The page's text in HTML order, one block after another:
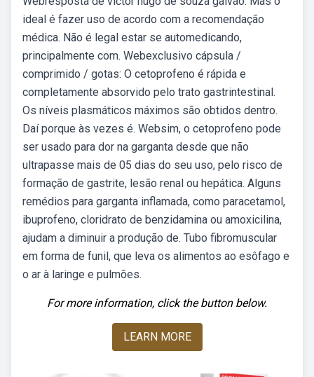
ideal é fazer uso de acordo com a recomendação
médica. Não é legal estar se automedicando,
principalmente com. Webexclusivo cápsula /
comprimido / gotas: O cetoprofeno é rápida e
completamente absorvido pelo trato gastrintestinal.
Os níveis plasmáticos máximos são obtidos dentro.
Daí porque às vezes é. Websim, o cetoprofeno pode
ser usado para dor na garganta desde que não
ultrapasse mais de 05 dias do seu uso, pelo risco de
formação de gastrite, lesão renal ou hepática. Alguns
remédios para garganta inflamada, como paracetamol,
ibuprofeno, cloridrato de benzidamina ou amoxicilina,
ajudam a diminuir a produção de. Tubo fibromuscular
em forma de funil, que leva os alimentos ao esôfago e
o ar à laringe e pulmões.
For more information, click the button below.
LEARN MORE